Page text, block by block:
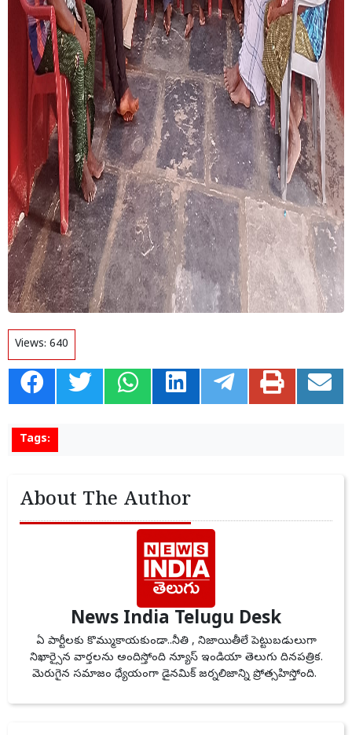
Views: 640
Tags:
About The Author
News India Telugu Desk
ఏ పార్టీలకు కొమ్ముకాయకుండా..నీతి , నిజాయితీలే పెట్టుబడులుగా
నిఖార్సైన వార్తలను అందిస్తోంది న్యూస్ ఇండియా తెలుగు దినపత్రిక.
మెరుగైన సమాజం ధ్యేయంగా డైనమిక్ జర్నలిజాన్ని ప్రోత్సహిస్తోంది.